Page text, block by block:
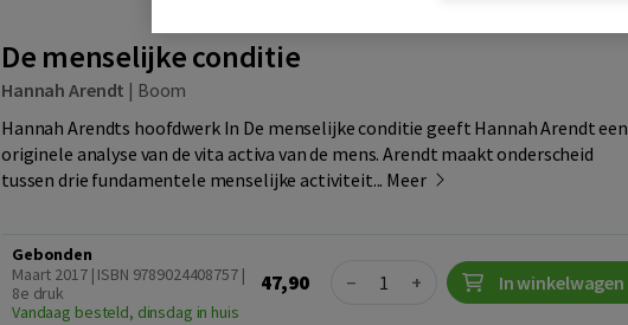
De menselijke conditie
Hannah Arendt | Boom
Hannah Arendts hoofdwerk In De menselijke conditie geeft Hannah Arendt een
originele analyse van de vita activa van de mens. Arendt maakt onderscheid
tussen drie fundamentele menselijke activiteit... Meer
Gebonden
Maart 2017 | ISBN 9789024408757 |
8e druk
Vandaag besteld, dinsdag in huis
47,90 Quantity
− + In winkelwagen